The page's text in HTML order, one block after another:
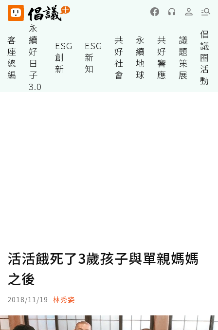
客
座
總
編
永
續
好
日
子
3.0
ESG
創
新
ESG
新
知
共
好
社
會
永
續
地
球
共
好
響
應
議
題
策
展
倡
議
圈
活
動
活活餓死了3歲孩子與單親媽媽
之後
2018/11/19 林秀姿